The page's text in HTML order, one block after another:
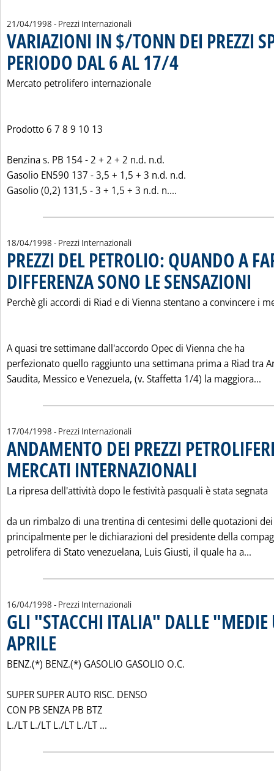
21/04/1998 - Prezzi Internazionali
VARIAZIONI IN $/TONN DEI PREZZI
PERIODO DAL 6 AL 17/4
Mercato petrolifero internazionale
Prodotto 6 7 8 9 10 13
Benzina s. PB 154 - 2 + 2 + 2 n.d. n.d.
Gasolio EN590 137 - 3,5 + 1,5 + 3 n.d. n.d.
Gasolio (0,2) 131,5 - 3 + 1,5 + 3 n.d. n....
18/04/1998 - Prezzi Internazionali
PREZZI DEL PETROLIO: QUANDO A
DIFFERENZA SONO LE SENSAZIONI
Perchè gli accordi di Riad e di Vienna stentano a convincere i
A quasi tre settimane dall'accordo Opec di Vienna che ha
perfezionato quello raggiunto una settimana prima a Riad tra
Saudita, Messico e Venezuela, (v. Staffetta 1/4) la maggiora...
17/04/1998 - Prezzi Internazionali
ANDAMENTO DEI PREZZI
MERCATI INTERNAZIONALI
La ripresa dell'attività dopo le festività pasquali è stata segnata
da un rimbalzo di una trentina di centesimi delle quotazioni
principalmente per le dichiarazioni del presidente della
petrolifera di Stato venezuelana, Luis Giusti, il quale ha a...
16/04/1998 - Prezzi Internazionali
GLI "STACCHI ITALIA" DALLE
APRILE
BENZ.(*) BENZ.(*) GASOLIO GASOLIO O.C.
SUPER SUPER AUTO RISC. DENSO
CON PB SENZA PB BTZ
L./LT L./LT L./LT L./LT ...